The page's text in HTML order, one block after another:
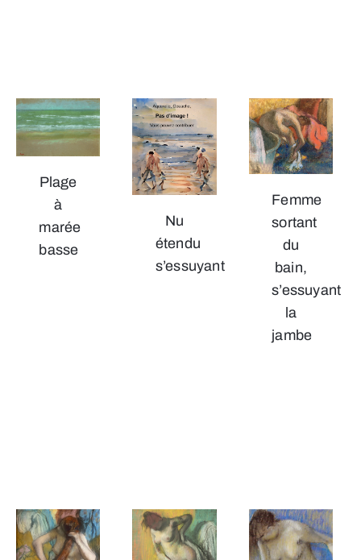
Plage
à
marée
basse
Nu
étendu
s’essuyant
Femme
sortant
du
bain,
s’essuyant
la
jambe